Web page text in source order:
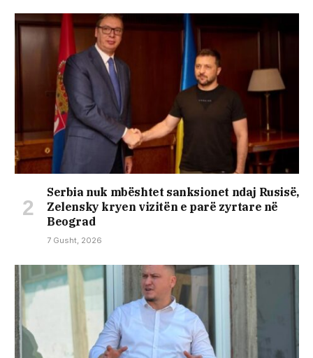
Serbia nuk mbështet sanksionet ndaj Rusisë,
Zelensky kryen vizitën e parë zyrtare në
Beograd
7 Gusht, 2026